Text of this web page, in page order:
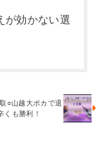
が効かない選
○山越大ポカで退
くも勝利！